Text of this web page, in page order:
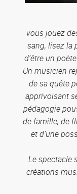
vous jouez
sang, lisez la
d’être un
Un musicien
de sa quête
apprivoisant
pédagogie
de famille, de
et d’une
Le spectacle
créations